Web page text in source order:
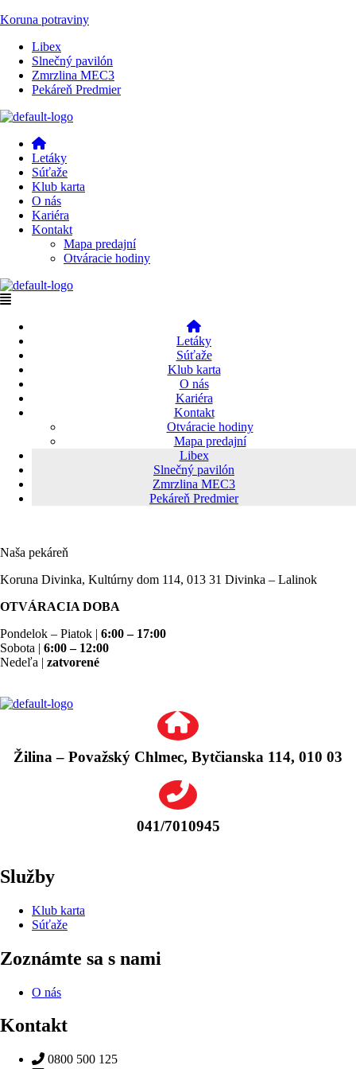
Koruna potraviny
Menu
Libex
Slnečný pavilón
Zmrzlina MEC3
Pekáreň Predmier
Menu
Letáky
Súťaže
Klub karta
O nás
Kariéra
Kontakt
Mapa predajní
Otváracie hodiny
Menu
Letáky
Súťaže
Klub karta
O nás
Kariéra
Kontakt
Otváracie hodiny
Mapa predajní
Libex
Slnečný pavilón
Zmrzlina MEC3
Pekáreň Predmier
Naša pekáreň
Koruna Divinka, Kultúrny dom 114, 013 31 Divinka – Lalinok
OTVÁRACIA DOBA
Pondelok – Piatok | 6:00 – 17:00
Sobota | 6:00 – 12:00
Nedeľa | zatvorené
Žilina – Považský Chlmec, Bytčianska 114, 010 03
041/7010945
Služby
Klub karta
Súťaže
Zoznámte sa s nami
O nás
Kontakt
0800 500 125